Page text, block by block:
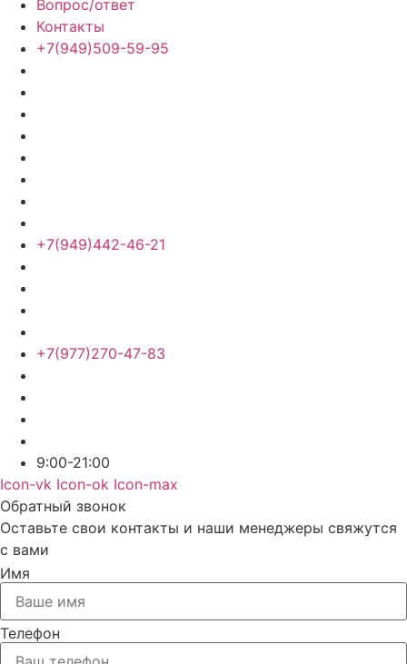
Вопрос/ответ
Контакты
+7(949)509-59-95
+7(949)442-46-21
+7(977)270-47-83
9:00-21:00
Icon-vk Icon-ok Icon-max
Обратный звонок
Оставьте свои контакты и наши менеджеры свяжутся
с вами
Имя
Телефон